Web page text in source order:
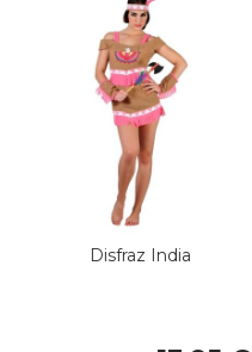
Disfraz India